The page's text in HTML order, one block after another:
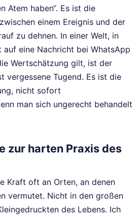
Atem haben“. Es ist die
einem Ereignis und der
zu dehnen. In einer Welt, in
auf eine Nachricht bei WhatsApp
Wertschätzung gilt, ist der
vergessene Tugend. Es ist die
nicht sofort
man sich ungerecht behandelt
zur harten Praxis des
Kraft oft an Orten, an denen
vermutet. Nicht in den großen
des Lebens. Ich